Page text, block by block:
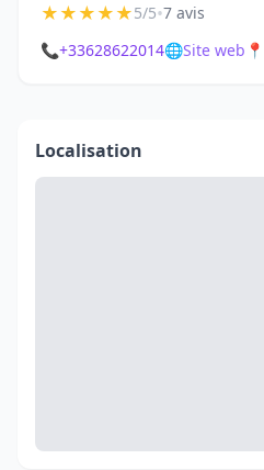
★★★★★5/5•7 avis
📞+33628622014🌐Site web 📍
Localisation